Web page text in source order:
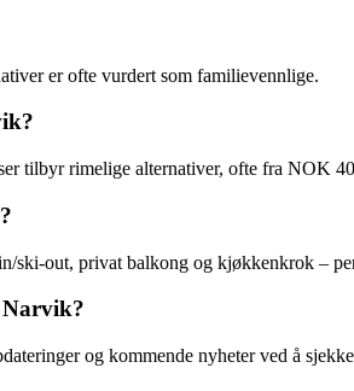
er ofte vurdert som familievennlige.
tilbyr rimelige alternativer, ofte fra NOK
ski-out, privat balkong og kjøkkenkrok –
Narvik?
og kommende nyheter ved å